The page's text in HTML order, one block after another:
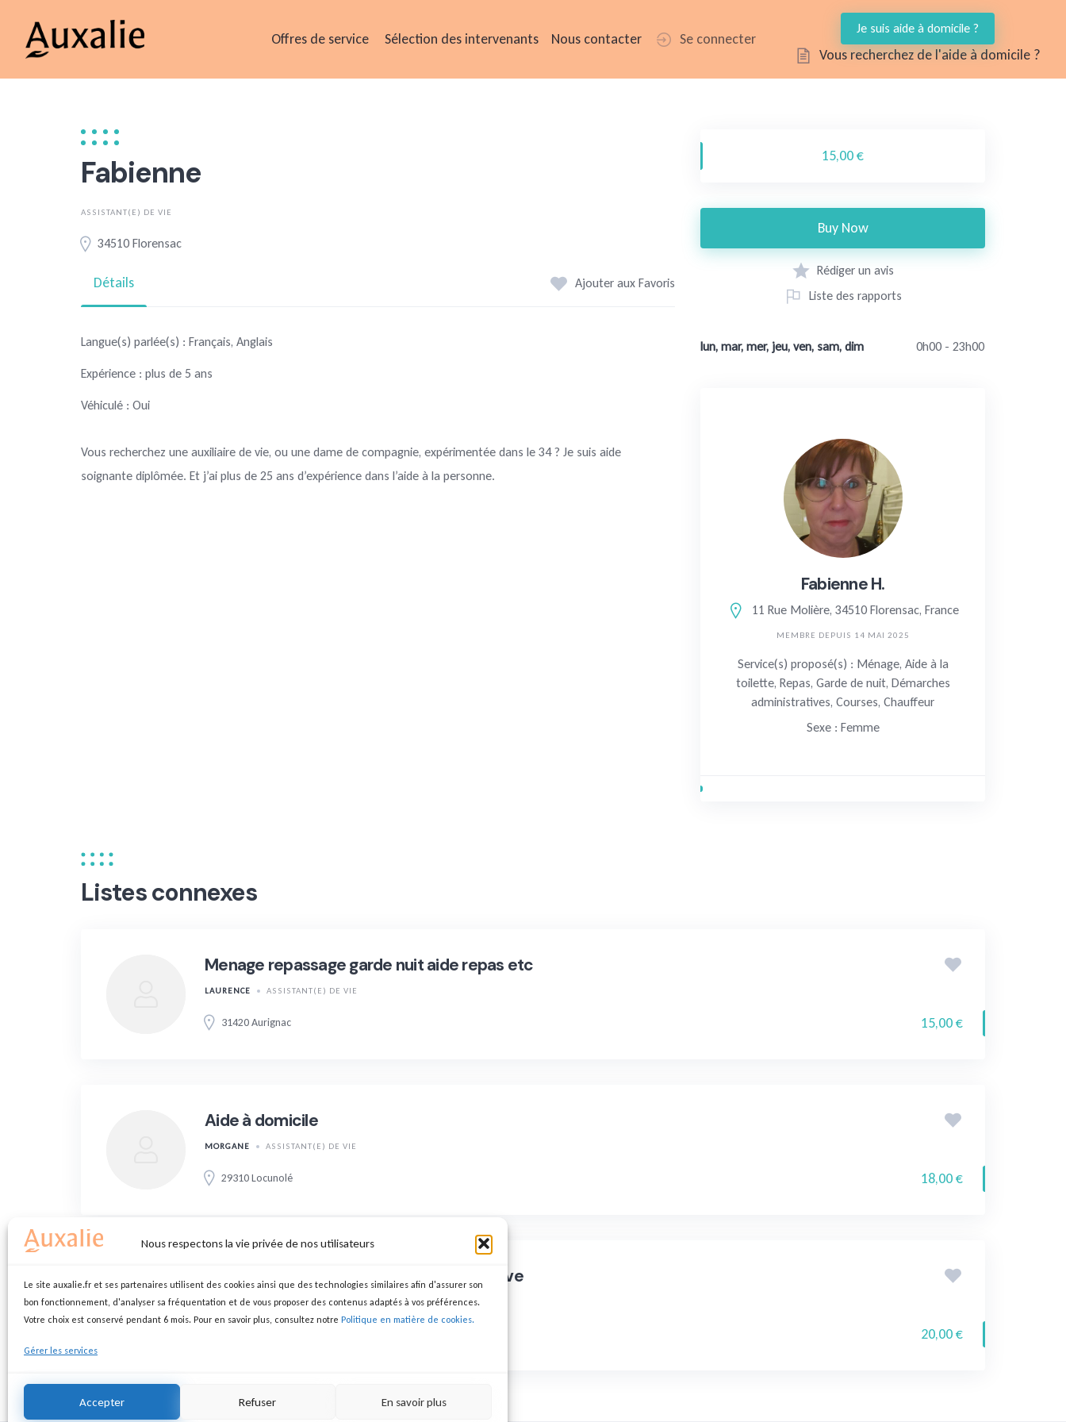
Nous respectons la vie privée de nos utilisateurs
Le site auxalie.fr et ses partenaires utilisent des cookies ainsi que des technologies similaires afin d'assurer son
bon fonctionnement, d'analyser sa fréquentation et de vous proposer des contenus adaptés à vos préférences.
Votre choix est conservé pendant 6 mois. Pour en savoir plus, consultez notre Politique en matière de cookies.
Gérer les services
Accepter Refuser En savoir plus
content
Offres de service Sélection des intervenants Nous contacter Se connecter
Je suis aide à domicile ?
Vous recherchez de l'aide à domicile ?
Fabienne
ASSISTANT(E) DE VIE
34510 Florensac
Détails Ajouter aux Favoris
Langue(s) parlée(s) : Français, Anglais
Expérience : plus de 5 ans
Véhiculé : Oui
Vous recherchez une auxiliaire de vie, ou une dame de compagnie, expérimentée dans le 34 ? Je suis aide
soignante diplômée. Et j’ai plus de 25 ans d’expérience dans l’aide à la personne.
15,00 €
Buy Now
Rédiger un avis
Liste des rapports
lun, mar, mer, jeu, ven, sam, dim 0h00 - 23h00
Fabienne H.
11 Rue Molière, 34510 Florensac, France
MEMBRE DEPUIS 14 MAI 2025
Service(s) proposé(s) : Ménage, Aide à la
toilette, Repas, Garde de nuit, Démarches
administratives, Courses, Chauffeur
Sexe : Femme
Listes connexes
Menage repassage garde nuit aide repas etc
LAURENCE ASSISTANT(E) DE VIE
31420 Aurignac 15,00 €
Aide à domicile
MORGANE ASSISTANT(E) DE VIE
29310 Locunolé 18,00 €
Assistante de vie assistante administrative
FAÏZA ASSISTANT(E) DE VIE
20,00 €